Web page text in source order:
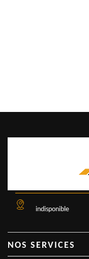
indisponible
NOS SERVICES